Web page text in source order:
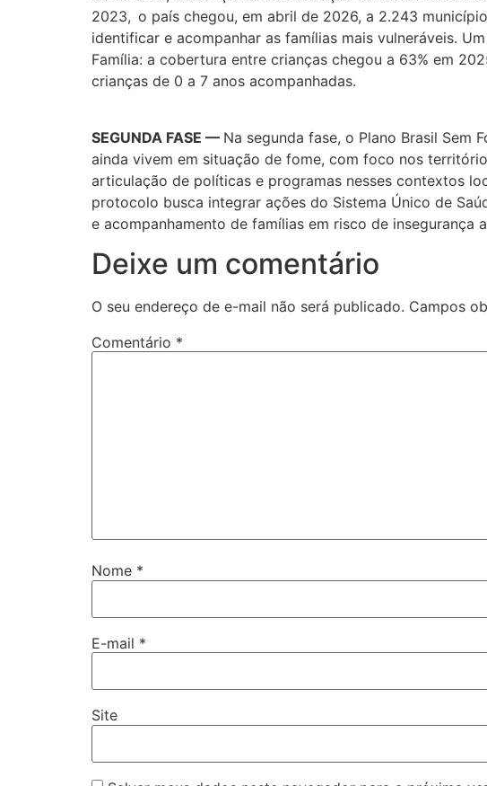
2023, o país chegou, em abril de 2026, a 2.243
identificar e acompanhar as famílias mais vulneráveis.
Família: a cobertura entre crianças chegou a 63% em
crianças de 0 a 7 anos acompanhadas.
SEGUNDA FASE — Na segunda fase, o Plano Brasil Sem
ainda vivem em situação de fome, com foco nos
articulação de políticas e programas nesses contextos
protocolo busca integrar ações do Sistema Único de
e acompanhamento de famílias em risco de insegurança
Deixe um comentário
O seu endereço de e-mail não será publicado. Campos
Comentário *
Nome *
E-mail *
Site